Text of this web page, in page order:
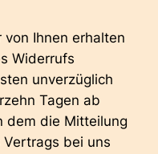
Ihnen erhalten
Widerrufs
unverzüglich
Tagen ab
dem die Mitteilung
bei uns